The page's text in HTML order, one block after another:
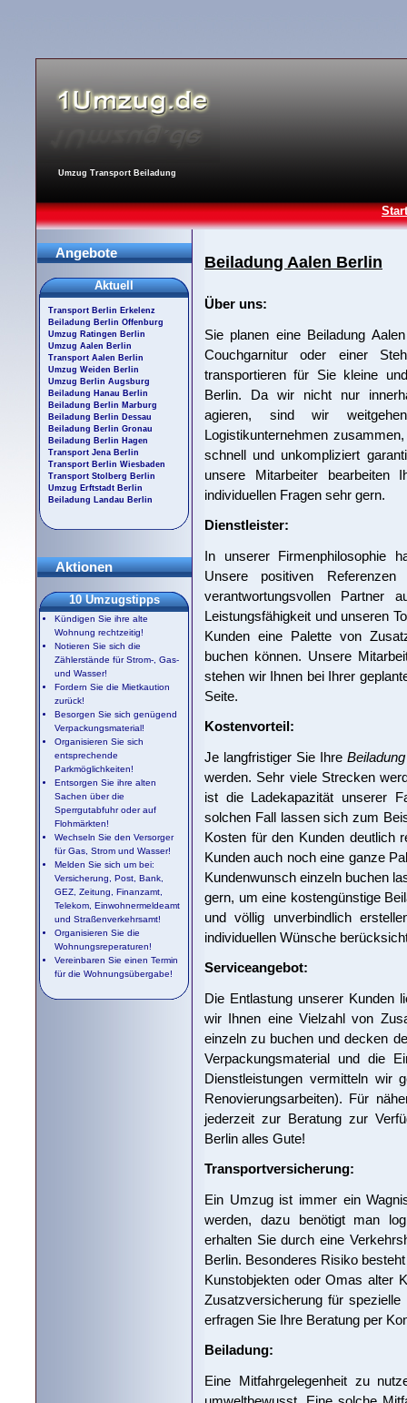
Umzug Transport Beiladung
Beiladung Aalen Berlin
Über uns:
Sie planen eine Beiladung
Couchgarnitur oder einer
transportieren für Sie kleine
Berlin. Da wir nicht nur
agieren, sind wir
Logistikunternehmen
schnell und unkompliziert
unsere Mitarbeiter bearbeiten
individuellen Fragen sehr gern.
Dienstleister:
In unserer Firmenphilosophie
Unsere positiven
verantwortungsvollen Partner
Leistungsfähigkeit und unseren
Kunden eine Palette von
buchen können. Unsere
stehen wir Ihnen bei Ihrer
Seite.
Kostenvorteil:
Je langfristiger Sie Ihre
werden. Sehr viele Strecken
ist die Ladekapazität unserer
solchen Fall lassen sich zum
Kosten für den Kunden deutlich
Kunden auch noch eine ganze
Kundenwunsch einzeln buchen
gern, um eine kostengünstige
und völlig unverbindlich
individuellen Wünsche
Serviceangebot:
Die Entlastung unserer Kunden
wir Ihnen eine Vielzahl von
einzeln zu buchen und decken
Verpackungsmaterial und die
Dienstleistungen vermitteln wir
Renovierungsarbeiten). Für
jederzeit zur Beratung zur
Berlin alles Gute!
Transportversicherung:
Ein Umzug ist immer ein
werden, dazu benötigt man
erhalten Sie durch eine
Berlin. Besonderes Risiko
Kunstobjekten oder Omas alter
Zusatzversicherung für
erfragen Sie Ihre Beratung per
Beiladung:
Eine Mitfahrgelegenheit zu
Angebote
Aktuell
Transport Berlin Erkelenz
Beiladung Berlin Offenburg
Umzug Ratingen Berlin
Umzug Aalen Berlin
Transport Aalen Berlin
Umzug Weiden Berlin
Umzug Berlin Augsburg
Beiladung Hanau Berlin
Beiladung Berlin Marburg
Beiladung Berlin Dessau
Beiladung Berlin Gronau
Beiladung Berlin Hagen
Transport Jena Berlin
Transport Berlin Wiesbaden
Transport Stolberg Berlin
Umzug Erftstadt Berlin
Beiladung Landau Berlin
Aktionen
10 Umzugstipps
Kündigen Sie ihre alte
Wohnung rechtzeitig!
Notieren Sie sich die
Zählerstände für Strom-, Gas-
und Wasser!
Fordern Sie die Mietkaution
zurück!
Besorgen Sie sich genügend
Verpackungsmaterial!
Organisieren Sie sich
entsprechende
Parkmöglichkeiten!
Entsorgen Sie ihre alten
Sachen über die
Sperrgutabfuhr oder auf
Flohmärkten!
Wechseln Sie den Versorger
für Gas, Strom und Wasser!
Melden Sie sich um bei:
Versicherung, Post, Bank,
GEZ, Zeitung, Finanzamt,
Telekom, Einwohnermeldeamt
und Straßenverkehrsamt!
Organisieren Sie die
Wohnungsreperaturen!
Vereinbaren Sie einen Termin
für die Wohnungsübergabe!